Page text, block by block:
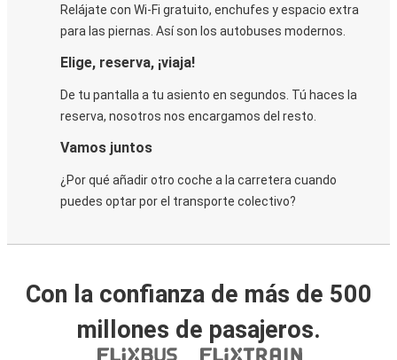
Relájate con Wi-Fi gratuito, enchufes y espacio extra
para las piernas. Así son los autobuses modernos.
Elige, reserva, ¡viaja!
De tu pantalla a tu asiento en segundos. Tú haces la
reserva, nosotros nos encargamos del resto.
Vamos juntos
¿Por qué añadir otro coche a la carretera cuando
puedes optar por el transporte colectivo?
Con la confianza de más de 500
millones de pasajeros.